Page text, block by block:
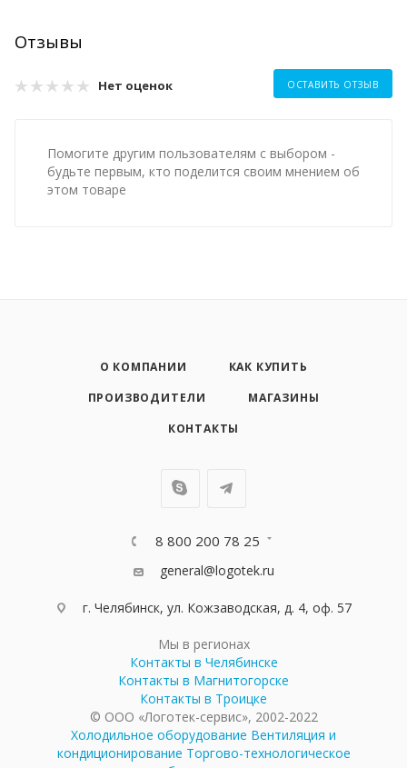
Отзывы
Нет оценок ОСТАВИТЬ ОТЗЫВ
Помогите другим пользователям с выбором -
будьте первым, кто поделится своим мнением об
этом товаре
О КОМПАНИИ
КАК КУПИТЬ
ПРОИЗВОДИТЕЛИ
МАГАЗИНЫ
КОНТАКТЫ
8 800 200 78 25
general@logotek.ru
г. Челябинск, ул. Кожзаводская, д. 4, оф. 57
Мы в регионах
Контакты в Челябинске
Контакты в Магнитогорске
Контакты в Троицке
© ООО «Логотек-сервис», 2002-2022
Холодильное оборудование Вентиляция и
кондиционирование Торгово-технологическое